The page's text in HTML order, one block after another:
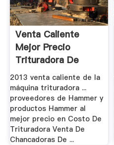
Venta Caliente
Mejor Precio
Trituradora De
Piedra .
2013 venta caliente de la
máquina trituradora ...
proveedores de Hammer y
productos Hammer al
mejor precio en Costo De
Trituradora Venta De
Chancadoras De ...